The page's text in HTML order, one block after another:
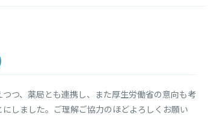
つ、薬局とも連携し、また厚生労働省の意向も考
にしました。ご理解ご協力のほどよろしくお願い